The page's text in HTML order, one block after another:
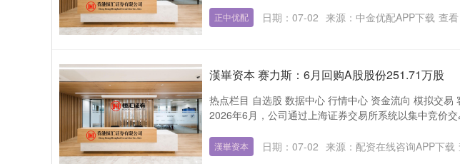
正中优配 日期：07-02 来源：中金优配APP下载 查看
漢崋资本 赛力斯：6月回购A股股份251.71万股
热点栏目 自选股 数据中心 行情中心 资金流向 模拟交易
2026年6月，公司通过上海证券交易所系统以集中竞价
漢崋资本 日期：07-02 来源：配资在线咨询APP下载